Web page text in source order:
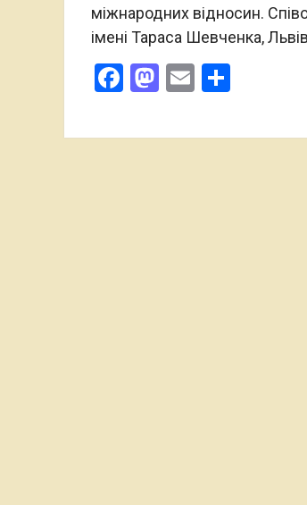
міжнародних відносин.
імені Тараса Шевченка,
Facebook
Mastodon
Email